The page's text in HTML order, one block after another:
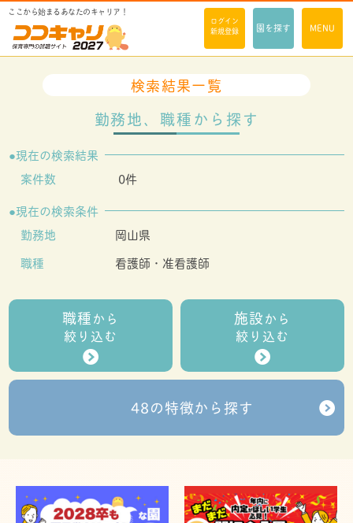
ここから始まるあなたのキャリア！
ログイン
新規登録
園を探す MENU
検索結果一覧
勤務地、職種から探す
現在の検索結果
案件数
0件
現在の検索条件
勤務地
岡山県
職種
看護師・准看護師
職種から
絞り込む
施設から
絞り込む
48の特徴から探す